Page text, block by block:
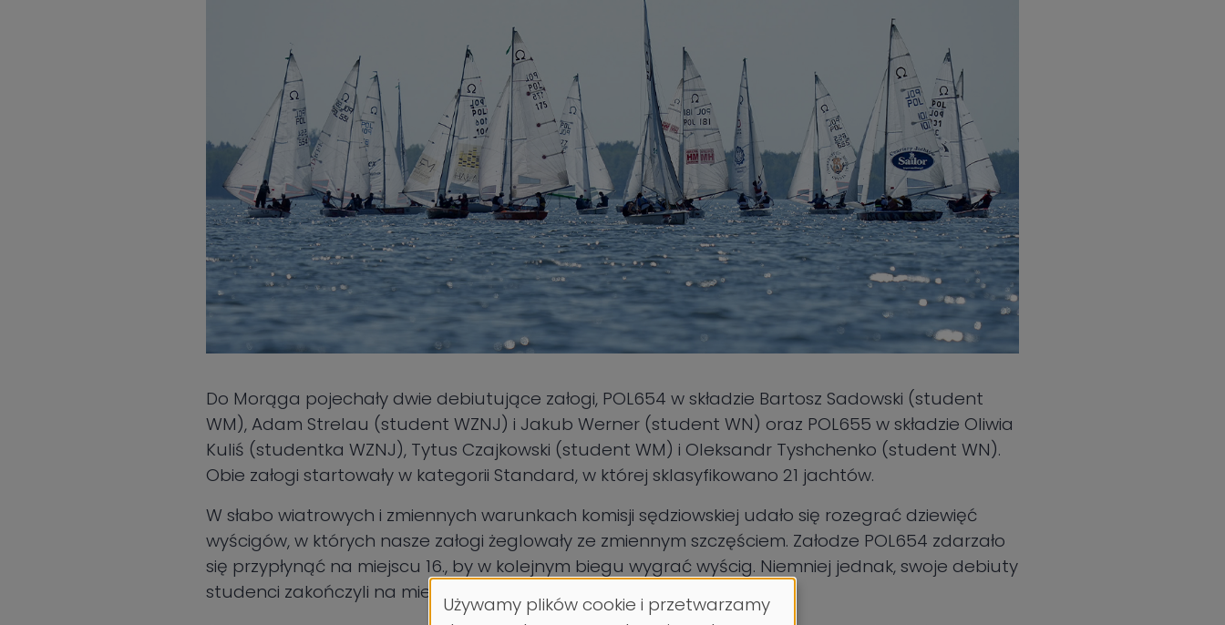
Do Morąga pojechały dwie debiutujące załogi, POL654 w składzie Bartosz Sadowski (student
WM), Adam Strelau (student WZNJ) i Jakub Werner (student WN) oraz POL655 w składzie Oliwia
Kuliś (studentka WZNJ), Tytus Czajkowski (student WM) i Oleksandr Tyshchenko (student WN).
Obie załogi startowały w kategorii Standard, w której sklasyfikowano 21 jachtów.
W słabo wiatrowych i zmiennych warunkach komisji sędziowskiej udało się rozegrać dziewięć
wyścigów, w których nasze załogi żeglowały ze zmiennym szczęściem. Załodze POL654 zdarzało
się przypłynąć na miejscu 16., by w kolejnym biegu wygrać wyścig. Niemniej jednak, swoje debiuty
studenci zakończyli na miejscu 13. (POL-654) oraz 16. (POL-655).
Używamy plików cookie i przetwarzamy